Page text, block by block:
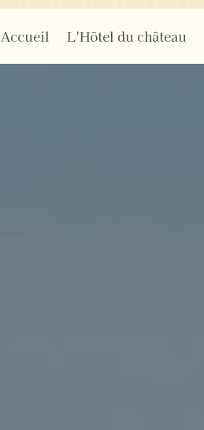
Accueil L'Hôtel du château